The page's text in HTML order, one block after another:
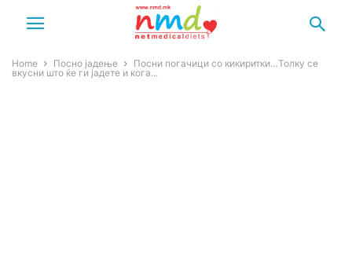
Home Посно јадење
Посни погачици со кикиритки…Толку се
вкусни што ќе ги јадете и кога...